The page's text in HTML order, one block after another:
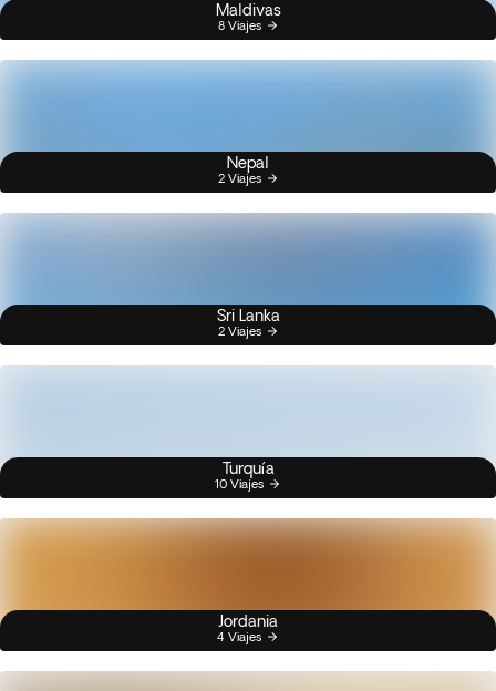
Maldivas
8 Viajes
Nepal
2 Viajes
Sri Lanka
2 Viajes
Turquía
10 Viajes
Jordania
4 Viajes